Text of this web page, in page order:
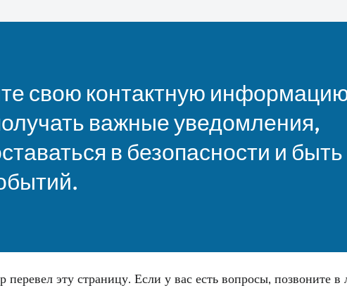
свою контактную
важные уведомления,
в безопасности и быть
перевел эту страницу. Если у вас есть вопросы, позвоните